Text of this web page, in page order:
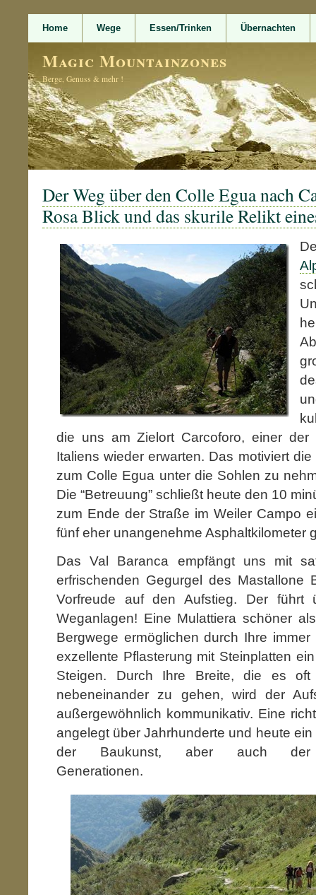
Home Wege Essen/Trinken Übernachten
Magic Mountainzones
Berge, Genuss & mehr !
Der Weg über den Colle Egua nach
Rosa Blick und das skurile Relikt
die uns am Zielort Carcoforo, einer der
Italiens wieder erwarten. Das motiviert
zum Colle Egua unter die Sohlen zu
Die “Betreuung” schließt heute den 10
zum Ende der Straße im Weiler Campo
fünf eher unangenehme Asphaltkilometer
Das Val Baranca empfängt uns mit
erfrischenden Gegurgel des Mastallone
Vorfreude auf den Aufstieg. Der führt
Weganlagen! Eine Mulattiera schöner
Bergwege ermöglichen durch Ihre
exzellente Pflasterung mit Steinplatten
Steigen. Durch Ihre Breite, die es oft
nebeneinander zu gehen, wird der
außergewöhnlich kommunikativ. Eine
angelegt über Jahrhunderte und heute
der Baukunst, aber auch der
Generationen.